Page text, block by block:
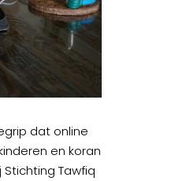
dat online
en koran
Tawfiq